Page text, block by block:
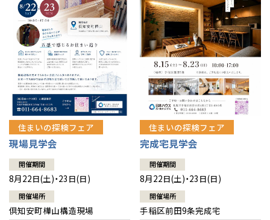
住まいの探検フェア
現場見学会
開催期間
8月22日(土)・23日(日)
開催場所
倶知安町樺山構造現場
住まいの探検フェア
完成宅見学会
開催期間
8月22日(土)・23日(日)
開催場所
手稲区前田9条完成宅
北海道
札幌
道央
道北
道南
道東
東北
青森
秋田
岩手
山形
甲信越・北陸
新潟
山梨
長野
関東
東京
神奈川
東海
愛知
近畿
北海道
札幌
札幌
小樽
道央
苫小牧千歳
小樽
道北
道南
道東
東北
青森県
八戸
青森
秋田県
秋田
岩手県
山形県
甲信越・北陸
新潟県
長岡
山梨県
長野県
関東
東京都
神奈川県
東海
愛知県
近畿
大阪府
大阪